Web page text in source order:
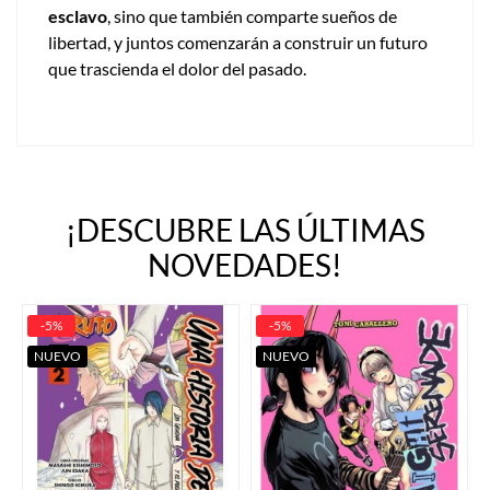
esclavo, sino que también comparte sueños de
libertad, y juntos comenzarán a construir un futuro
que trascienda el dolor del pasado.
¡DESCUBRE LAS ÚLTIMAS
NOVEDADES!
-5%
NUEVO
-5%
NUEVO